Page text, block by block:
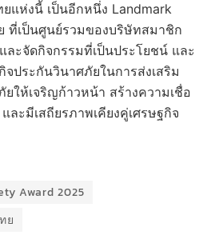
แห่งนี้ เป็นอีกหนึ่ง Landmark
ที่เป็นศูนย์รวมของบริษัทสมาชิก
ะจัดกิจกรรมที่เป็นประโยชน์ และ
ประกันวินาศภัยในการส่งเสริม
ให้เจริญก้าวหน้า สร้างความเชื่อ
ละมีเสถียรภาพเคียงคู่เศรษฐกิจ
Award 2025
ย